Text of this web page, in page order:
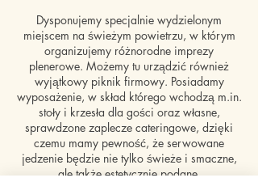
Dysponujemy specjalnie wydzielonym
miejscem na świeżym powietrzu, w którym
organizujemy różnorodne imprezy
plenerowe. Możemy tu urządzić również
wyjątkowy piknik firmowy. Posiadamy
wyposażenie, w skład którego wchodzą m.in.
stoły i krzesła dla gości oraz własne,
sprawdzone zaplecze cateringowe, dzięki
czemu mamy pewność, że serwowane
jedzenie będzie nie tylko świeże i smaczne,
ale także estetycznie podane.